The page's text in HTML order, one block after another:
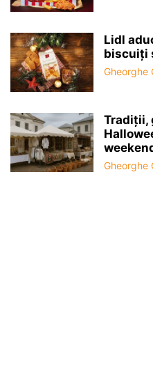
Lidl
biscuiți
Gheorghe
Tradiții,
Gheorghe